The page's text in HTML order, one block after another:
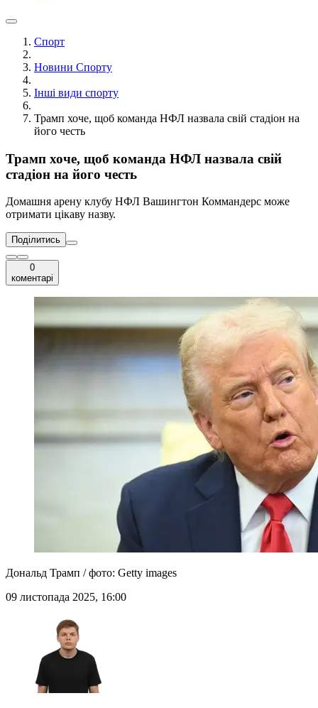
Спорт
Новини Спорту
Інші види спорту
Трамп хоче, щоб команда НФЛ назвала свій стадіон на
його честь
Трамп хоче, щоб команда НФЛ назвала свій
стадіон на його честь
Домашня арену клубу НФЛ Вашингтон Коммандерс може
отримати цікаву назву.
Поділитись
0
коментарі
Дональд Трамп / фото: Getty images
09 листопада 2025, 16:00